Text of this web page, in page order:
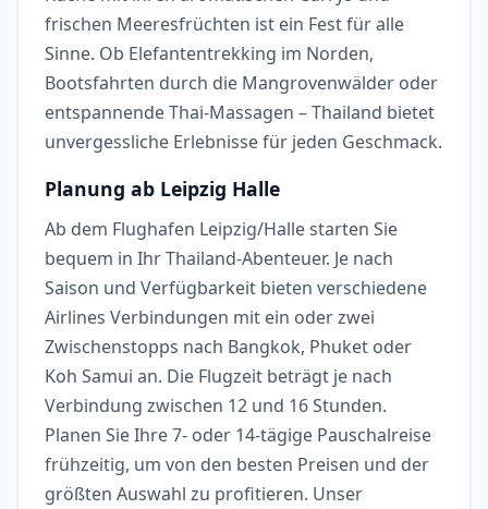
frischen Meeresfrüchten ist ein Fest für alle
Sinne. Ob Elefantentrekking im Norden,
Bootsfahrten durch die Mangrovenwälder oder
entspannende Thai-Massagen – Thailand bietet
unvergessliche Erlebnisse für jeden Geschmack.
Planung ab Leipzig Halle
Ab dem Flughafen Leipzig/Halle starten Sie
bequem in Ihr Thailand-Abenteuer. Je nach
Saison und Verfügbarkeit bieten verschiedene
Airlines Verbindungen mit ein oder zwei
Zwischenstopps nach Bangkok, Phuket oder
Koh Samui an. Die Flugzeit beträgt je nach
Verbindung zwischen 12 und 16 Stunden.
Planen Sie Ihre 7- oder 14-tägige Pauschalreise
frühzeitig, um von den besten Preisen und der
größten Auswahl zu profitieren. Unser